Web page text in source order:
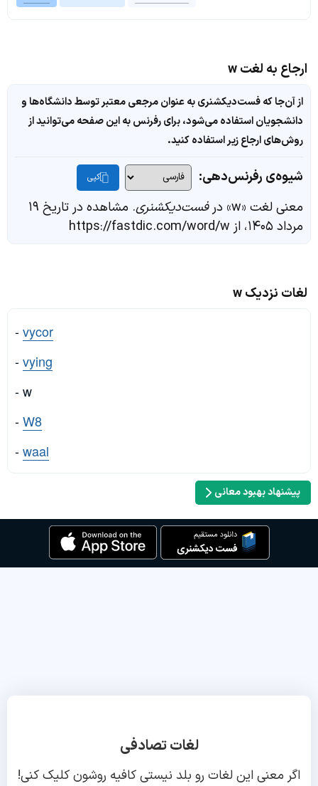
ارجاع به لغت w
از آن‌جا که فست‌دیکشنری به عنوان مرجعی معتبر توسط دانشگاه‌ها و
دانشجویان استفاده می‌شود، برای رفرنس به این صفحه می‌توانید از
روش‌های ارجاع زیر استفاده کنید.
شیوه‌ی رفرنس‌دهی: کپی
معنی لغت «w» در فست‌دیکشنری
. مشاهده در تاریخ ۱۹
مرداد ۱۴۰۵، از https://fastdic.com/word/w
لغات نزدیک w
-vycor
-vying
- w
-W8
-waal
پیشنهاد بهبود معانی
لغات تصادفی
اگر معنی این لغات رو بلد نیستی کافیه روشون کلیک کنی!